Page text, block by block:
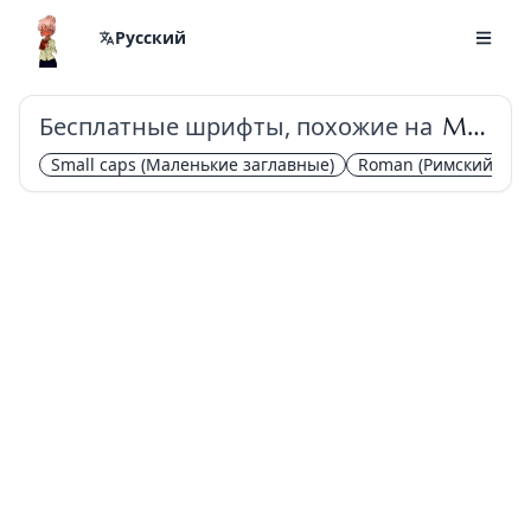
Русский
Бесплатные шрифты, похожие на Marcellus SC
Small caps (Маленькие заглавные) Roman (Римский)